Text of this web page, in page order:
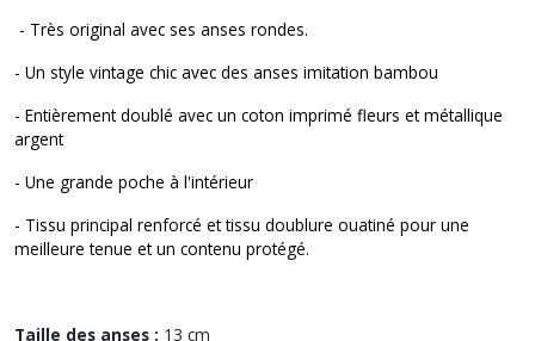
- Très original avec ses anses rondes.
- Un style vintage chic avec des anses imitation bambou
- Entièrement doublé avec un coton imprimé fleurs et métallique
argent
- Une grande poche à l'intérieur
- Tissu principal renforcé et tissu doublure ouatiné pour une
meilleure tenue et un contenu protégé.
Taille des anses : 13 cm